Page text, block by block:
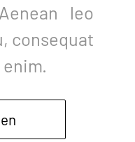
leo
consequat